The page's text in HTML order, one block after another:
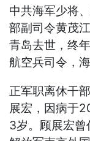
中共海军少将
部副司令黄茂
青岛去世，终
航空兵司令，
正军职离休干
展宏，因病于
3岁。顾展宏曾